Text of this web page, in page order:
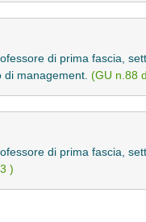
di prima fascia,
management. (GU n.88
di prima fascia,
)